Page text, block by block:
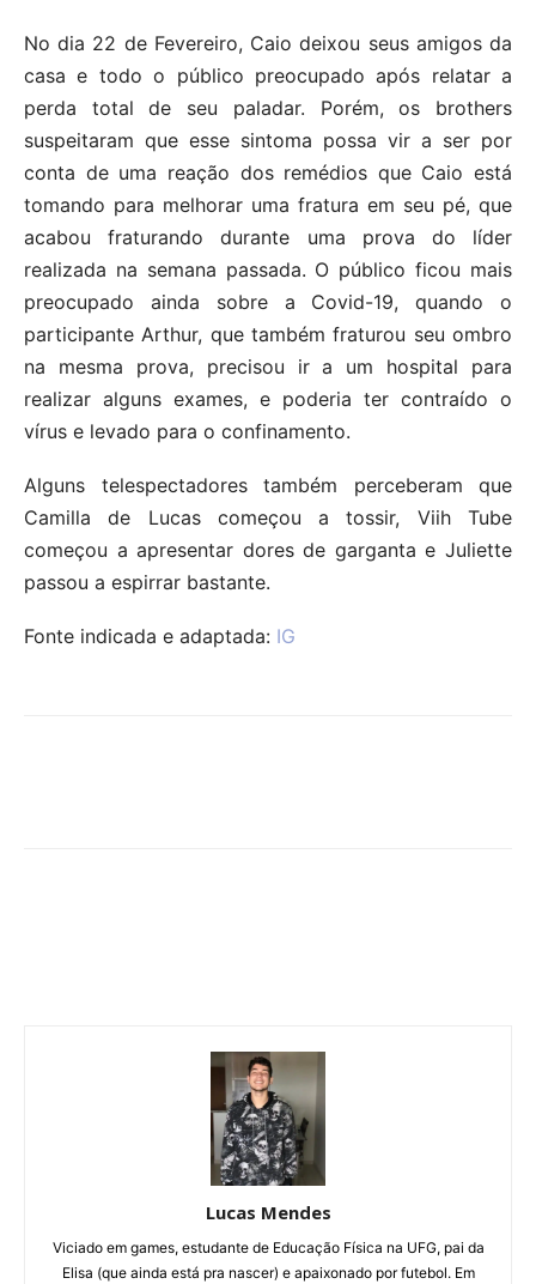
No dia 22 de Fevereiro, Caio deixou seus amigos da
casa e todo o público preocupado após relatar a
perda total de seu paladar. Porém, os brothers
suspeitaram que esse sintoma possa vir a ser por
conta de uma reação dos remédios que Caio está
tomando para melhorar uma fratura em seu pé, que
acabou fraturando durante uma prova do líder
realizada na semana passada. O público ficou mais
preocupado ainda sobre a Covid-19, quando o
participante Arthur, que também fraturou seu ombro
na mesma prova, precisou ir a um hospital para
realizar alguns exames, e poderia ter contraído o
vírus e levado para o confinamento.
Alguns telespectadores também perceberam que
Camilla de Lucas começou a tossir, Viih Tube
começou a apresentar dores de garganta e Juliette
passou a espirrar bastante.
Fonte indicada e adaptada: IG
Lucas Mendes
Viciado em games, estudante de Educação Física na UFG, pai da
Elisa (que ainda está pra nascer) e apaixonado por futebol. Em